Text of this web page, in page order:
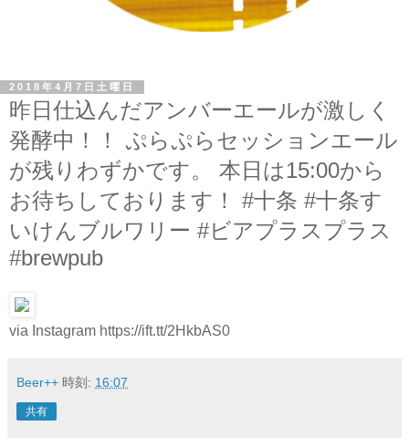
2018年4月7日土曜日
昨日仕込んだアンバーエールが激しく
発酵中！！ ぷらぷらセッションエール
が残りわずかです。 本日は15:00から
お待ちしております！ #十条 #十条す
いけんブルワリー #ビアプラスプラス
#brewpub
via Instagram https://ift.tt/2HkbAS0
Beer++ 時刻: 16:07
共有